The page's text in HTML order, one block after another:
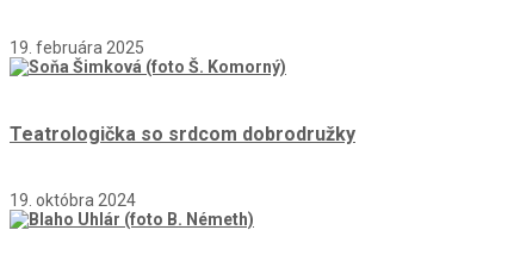
19. februára 2025
Teatrologička so srdcom dobrodružky
19. októbra 2024